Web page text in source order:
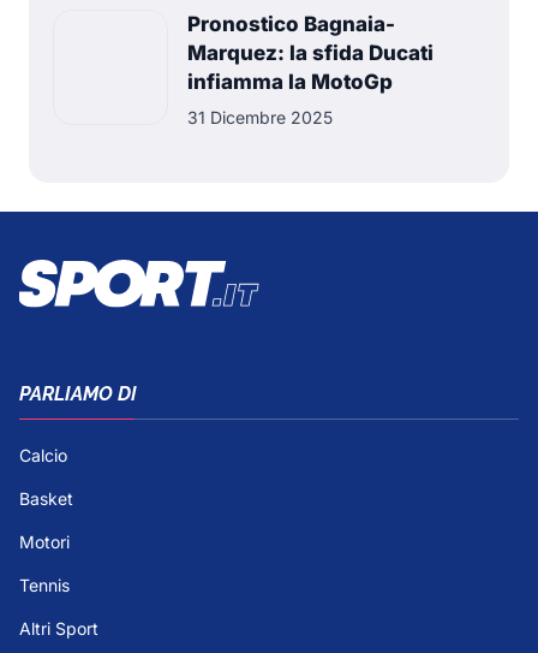
Pronostico Bagnaia-
Marquez: la sfida Ducati
infiamma la MotoGp
31 Dicembre 2025
PARLIAMO DI
Calcio
Basket
Motori
Tennis
Altri Sport